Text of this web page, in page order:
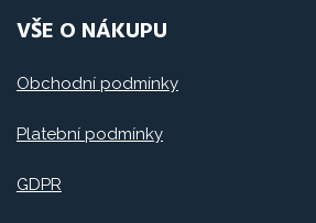
VŠE O NÁKUPU
Obchodní podmínky
Platební podmínky
GDPR